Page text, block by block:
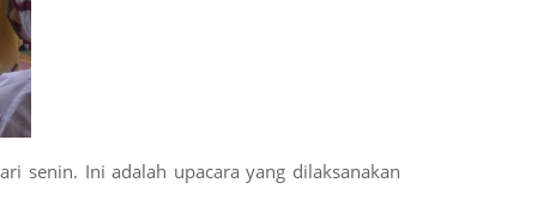
senin. Ini adalah upacara yang dilaksanakan